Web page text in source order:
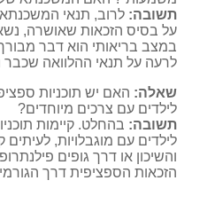
תשובה: לרוב, תנאי
על בסיס הזכאות שאושרה,
במצב בריאותי הוא דבר
לרעה על תנאי ההלוואה שכבר
שאלה: האם יש תוכניות
לילדים עם צרכים מיוחדים?
תשובה: בהחלט. קיימות
לילדים עם מוגבלויות,
והשיכון או דרך גופים
הזכאות הספציפית דרך